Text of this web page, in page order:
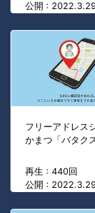
公開 :
フリーアドレス
かまつ「バタク
再生 : 440回
公開 :